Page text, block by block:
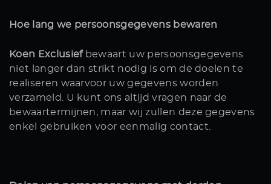
Hoe lang we persoonsgegevens bewaren
Koen Exclusiefbewaart uw persoonsgegevens
niet langer dan strikt nodig is om de doelen te
realiseren waarvoor uw gegevens worden
verzameld. U kunt ons altijd vragen naar de
bewaartermijnen, maar wij zullen deze gegevens
enkel gebruiken voor eenmalig contact.